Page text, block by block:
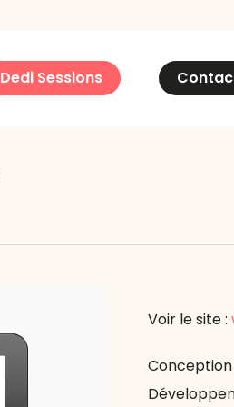
Dedi Sessions
Voir le site :